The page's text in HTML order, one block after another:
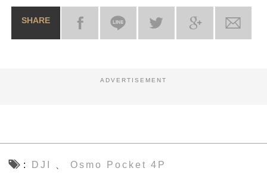
SHARE
ADVERTISEMENT
DJI 、 Osmo Pocket 4P